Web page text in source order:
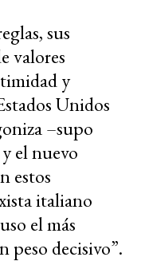
sus
valores
y
Unidos
–supo
el nuevo
estos
italiano
el más
peso decisivo”.